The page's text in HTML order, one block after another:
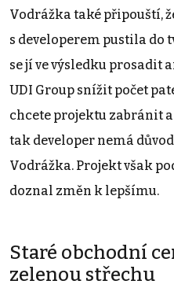
Vodrážka také připouští,
s developerem pustila do
se jí ve výsledku prosadit
UDI Group snížit počet
chcete projektu zabránit
tak developer nemá
Vodrážka. Projekt však
doznal změn k lepšímu.
Staré obchodní
zelenou střechu